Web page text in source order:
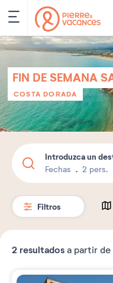
FIN DE SEMANA
COSTA DORADA
Introduzca un
Fechas 2 pers.
Filtros
2 resultados a partir de